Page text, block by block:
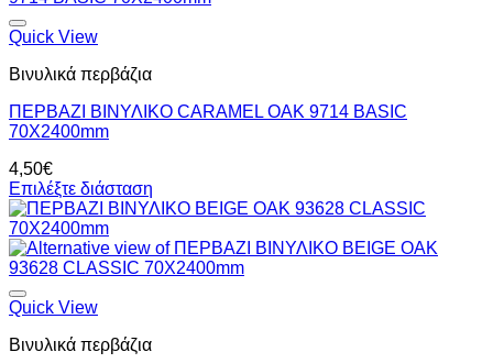
Quick View
Βινυλικά περβάζια
ΠΕΡΒΑΖΙ BIΝΥΛΙΚΟ CARAMEL OAK 9714 BASIC
70Χ2400mm
4,50€
Επιλέξτε διάσταση
Quick View
Βινυλικά περβάζια